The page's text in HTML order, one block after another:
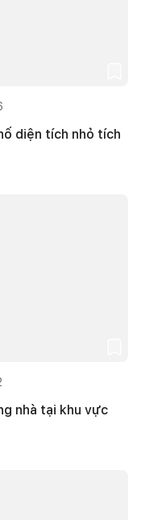
diện tích nhỏ tích
nhà tại khu vực